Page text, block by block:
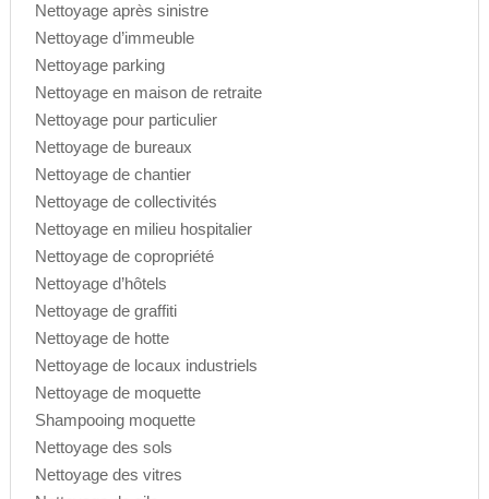
Nettoyage après sinistre
Nettoyage d’immeuble
Nettoyage parking
Nettoyage en maison de retraite
Nettoyage pour particulier
Nettoyage de bureaux
Nettoyage de chantier
Nettoyage de collectivités
Nettoyage en milieu hospitalier
Nettoyage de copropriété
Nettoyage d’hôtels
Nettoyage de graffiti
Nettoyage de hotte
Nettoyage de locaux industriels
Nettoyage de moquette
Shampooing moquette
Nettoyage des sols
Nettoyage des vitres